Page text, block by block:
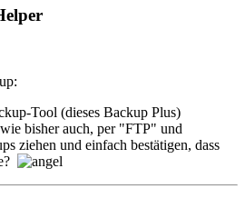
Tool (dieses Backup Plus)
bisher auch, per "FTP" und
ziehen und einfach bestätigen, dass